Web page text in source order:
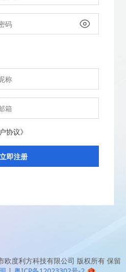
协议》
欧度利方科技有限公司 版权所有 保留